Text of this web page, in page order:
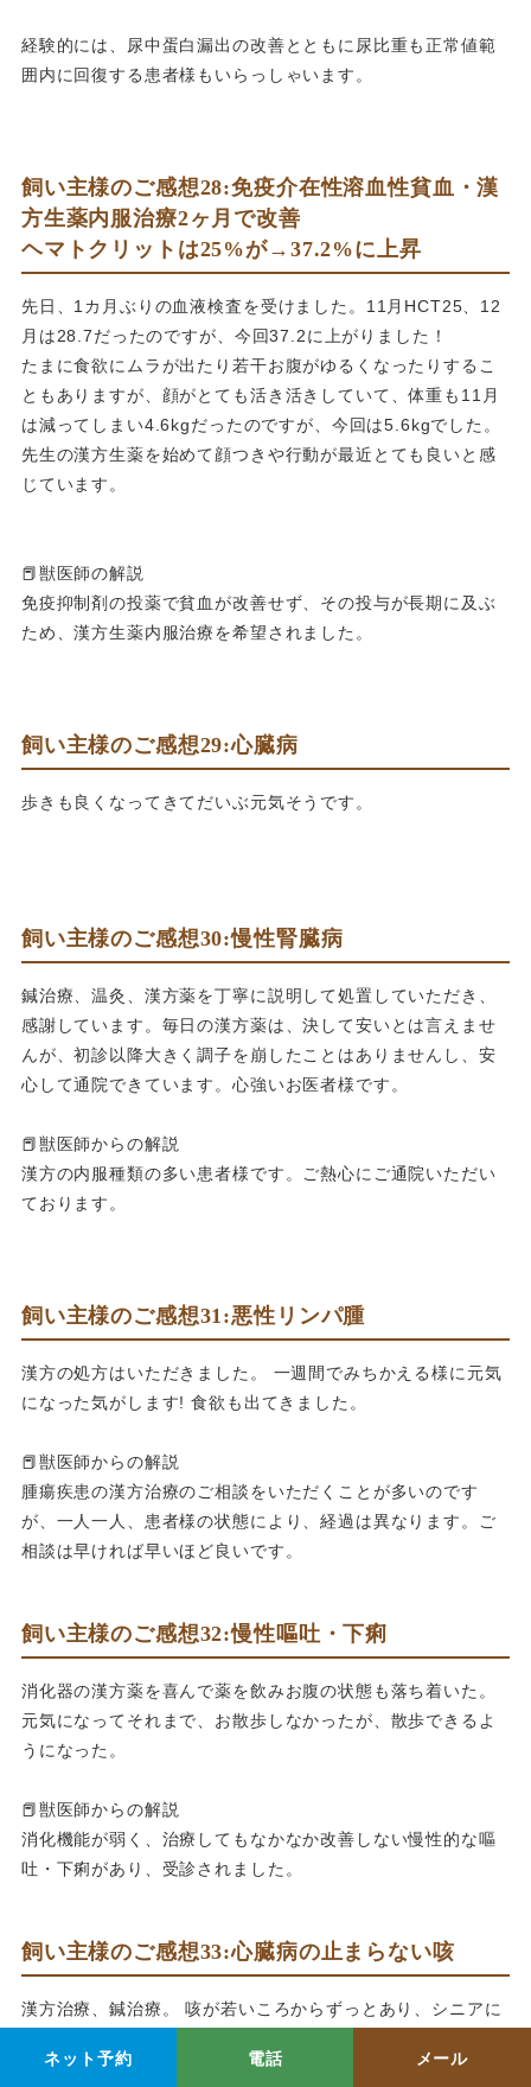
経験的には、尿中蛋白漏出の改善とともに尿比重も正常値範
囲内に回復する患者様もいらっしゃいます。
飼い主様のご感想28:免疫介在性溶血性貧血・漢
方生薬内服治療2ヶ月で改善
ヘマトクリットは25%が→37.2%に上昇
先日、1カ月ぶりの血液検査を受けました。11月HCT25、12
月は28.7だったのですが、今回37.2に上がりました！
たまに食欲にムラが出たり若干お腹がゆるくなったりするこ
ともありますが、顔がとても活き活きしていて、体重も11月
は減ってしまい4.6kgだったのですが、今回は5.6kgでした。
先生の漢方生薬を始めて顔つきや行動が最近とても良いと感
じています。
📕獣医師の解説
免疫抑制剤の投薬で貧血が改善せず、その投与が長期に及ぶ
ため、漢方生薬内服治療を希望されました。
飼い主様のご感想29:心臓病
歩きも良くなってきてだいぶ元気そうです。
飼い主様のご感想30:慢性腎臓病
鍼治療、温灸、漢方薬を丁寧に説明して処置していただき、
感謝しています。毎日の漢方薬は、決して安いとは言えませ
んが、初診以降大きく調子を崩したことはありませんし、安
心して通院できています。心強いお医者様です。
📕獣医師からの解説
漢方の内服種類の多い患者様です。ご熱心にご通院いただい
ております。
飼い主様のご感想31:悪性リンパ腫
漢方の処方はいただきました。 一週間でみちかえる様に元気
になった気がします! 食欲も出てきました。
📕獣医師からの解説
腫瘍疾患の漢方治療のご相談をいただくことが多いのです
が、一人一人、患者様の状態により、経過は異なります。ご
相談は早ければ早いほど良いです。
飼い主様のご感想32:慢性嘔吐・下痢
消化器の漢方薬を喜んで薬を飲みお腹の状態も落ち着いた。
元気になってそれまで、お散歩しなかったが、散歩できるよ
うになった。
📕獣医師からの解説
消化機能が弱く、治療してもなかなか改善しない慢性的な嘔
吐・下痢があり、受診されました。
飼い主様のご感想33:心臓病の止まらない咳
漢方治療、鍼治療。 咳が若いころからずっとあり、シニアに
毛づやも良くなり、とても元気です。手術やステロイドをし
ネット予約 電話 メール